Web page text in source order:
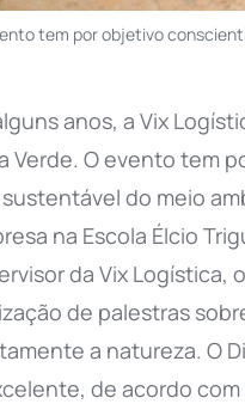
tem por objetivo
anos, a Vix
Verde. O evento tem
do meio
na Escola Élcio
da Vix Logística,
de palestras
a natureza. O
de acordo com